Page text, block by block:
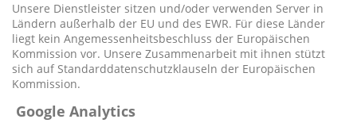
Unsere Dienstleister sitzen und/oder verwenden Server in
Ländern außerhalb der EU und des EWR. Für diese Länder
liegt kein Angemessenheitsbeschluss der Europäischen
Kommission vor. Unsere Zusammenarbeit mit ihnen stützt
sich auf Standarddatenschutzklauseln der Europäischen
Kommission.
Google Analytics